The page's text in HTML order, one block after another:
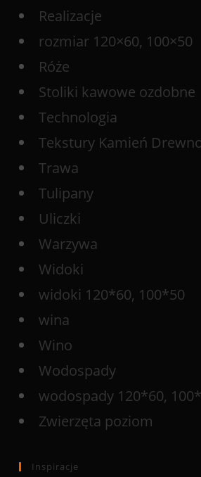
Realizacje
rozmiar 120×60, 100×50
Róże
Stoliki kawowe ozdobne
Technologia
Tekstury Kamień
Trawa
Tulipany
Uliczki
Warzywa
Widoki
widoki 120*60, 100*50
wina
Wino
Wodospady
wodospady 120*60,
Zwierzęta poziom
Inspiracje